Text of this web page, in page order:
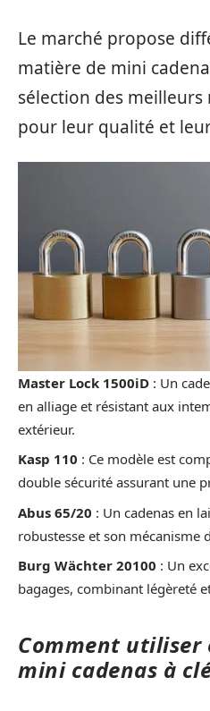
Le marché propose
matière de mini
sélection des
pour leur qualité et
Master Lock 1500iD : Un
en alliage et résistant aux
extérieur.
Kasp 110 : Ce modèle est
double sécurité assurant une
Abus 65/20 : Un cadenas en
robustesse et son mécanisme
Burg Wächter 20100 : Un
bagages, combinant légèreté
Comment
mini cadenas à